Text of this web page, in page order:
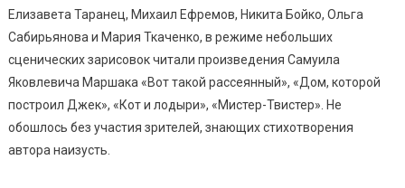
Елизавета Таранец, Михаил Ефремов, Никита Бойко, Ольга
Сабирьянова и Мария Ткаченко, в режиме небольших
сценических зарисовок читали произведения Самуила
Яковлевича Маршака «Вот такой рассеянный», «Дом, которой
построил Джек», «Кот и лодыри», «Мистер-Твистер». Не
обошлось без участия зрителей, знающих стихотворения
автора наизусть.